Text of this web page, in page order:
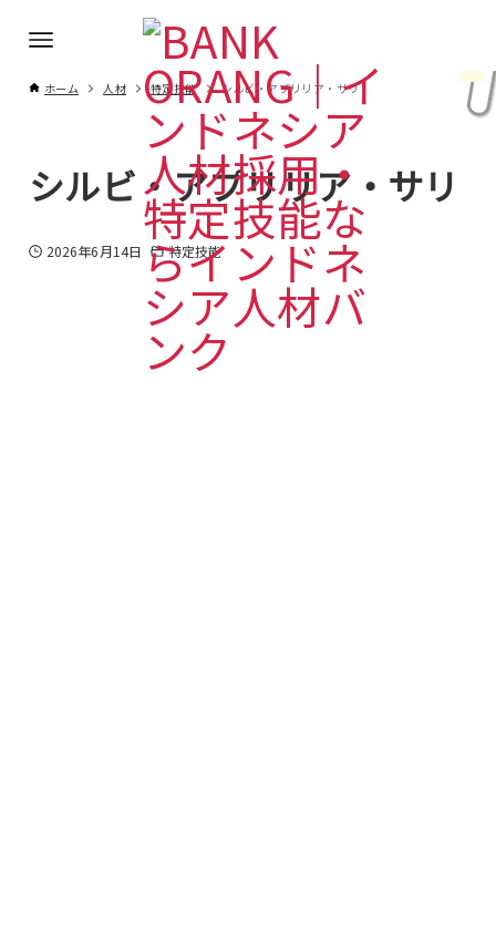
ホーム 人材 特定技能 シルビ・アプリリア・サリ
シルビ・アプリリア・サリ
2026年6月14日 特定技能